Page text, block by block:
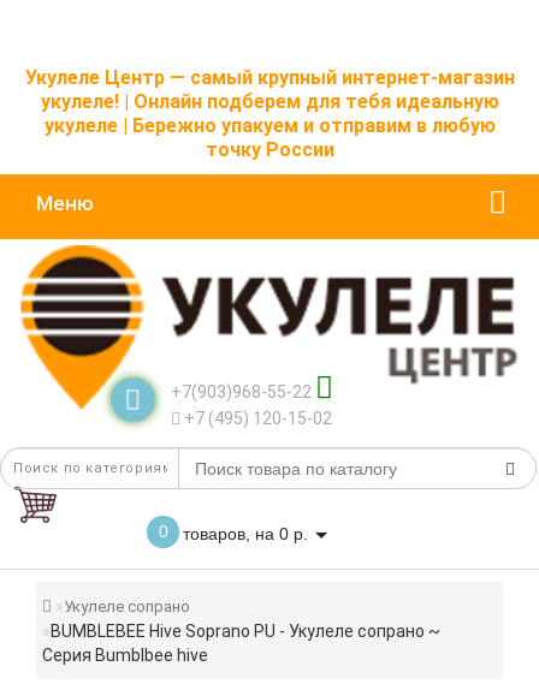
Укулеле Центр — самый крупный интернет-магазин
укулеле! | Онлайн подберем для тебя идеальную
укулеле | Бережно упакуем и отправим в любую
точку России
Меню
+7(903)968-55-22
+7 (495) 120-15-02
0 товаров, на 0 р.
Укулеле сопрано
BUMBLEBEE Hive Soprano PU - Укулеле сопрано ~
Серия Bumblbee hive